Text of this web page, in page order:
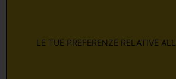
LE TUE PREFERENZE RELATIVE